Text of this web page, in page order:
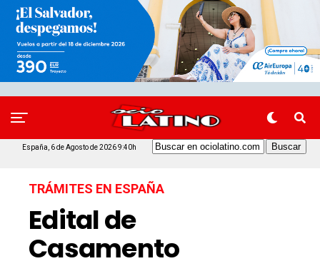
España, 6 de Agosto de 2026 9:40h
TRÁMITES EN ESPAÑA
Edital de
Casamento